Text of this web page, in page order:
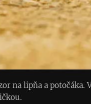
na lipňa a potočáka.